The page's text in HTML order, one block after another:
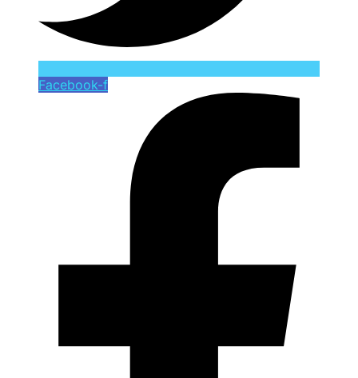
Facebook-f